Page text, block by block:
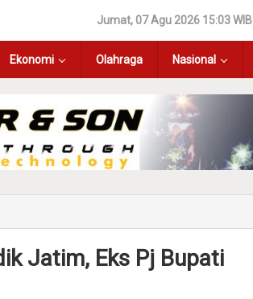
Jumat, 07 Agu 2026 15:03 WIB
Ekonomi Olahraga Nasional
Jatim, Eks Pj Bupati